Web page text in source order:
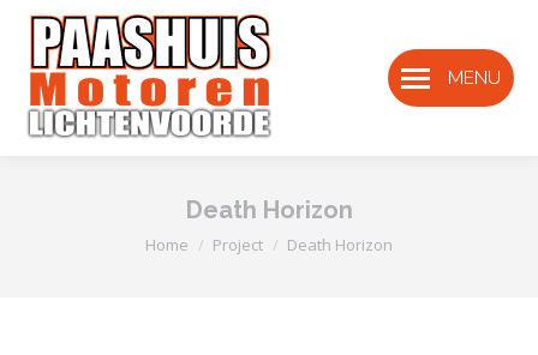
MENU
Death Horizon
Je bent hier:
Home Project Death Horizon